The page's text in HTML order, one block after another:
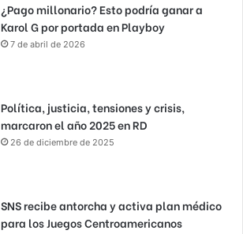
¿Pago millonario? Esto podría ganar a
Karol G por portada en Playboy
7 de abril de 2026
Política, justicia, tensiones y crisis,
marcaron el año 2025 en RD
26 de diciembre de 2025
SNS recibe antorcha y activa plan médico
para los Juegos Centroamericanos